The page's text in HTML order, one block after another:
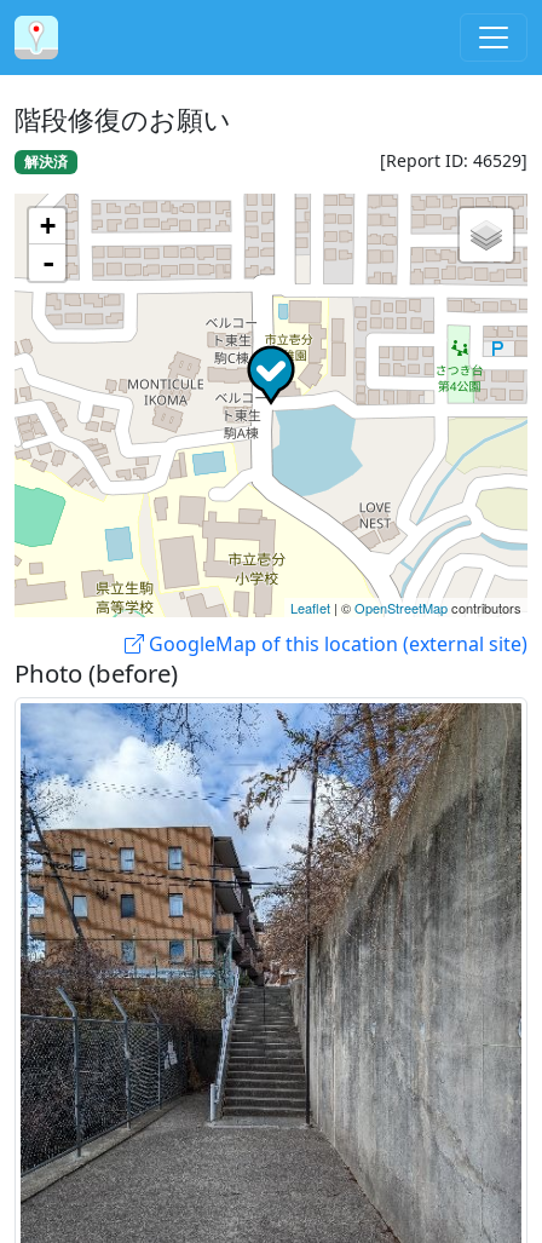
階段修復のお願い
解決済 [Report ID: 46529]
+
-
Leaflet | ©OpenStreetMapcontributors
GoogleMap of this location (external site)
Photo (before)